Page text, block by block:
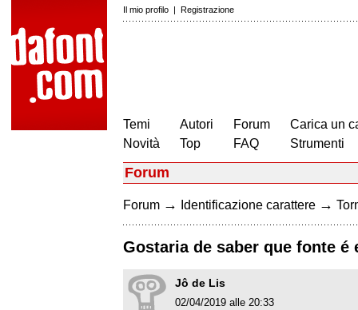
Il mio profilo | Registrazione
Temi
Novità
Autori
Top
Forum
FAQ
Carica un
Strumenti
Forum
Forum → Identificazione carattere →
Gostaria de saber que fonte é
Jô de Lis
02/04/2019 alle 20:33